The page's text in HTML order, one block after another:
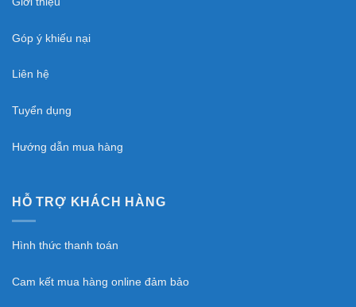
Long Biên – Hà Nội .
Chi nhánh HCM : 10 đường 2, p trường thọ, thủ
Ngân hàng Vietcombank chi nhánh Quảng Ninh .
Góp ý khiếu nại
Liên hệ
Tuyển dụng
Hướng dẫn mua hàng
HỖ TRỢ KHÁCH HÀNG
Hình thức thanh toán
Cam kết mua hàng online đảm bảo